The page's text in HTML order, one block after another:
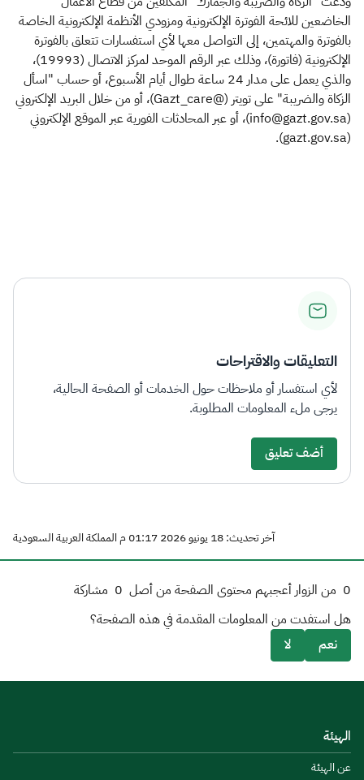
الخاضعين للائحة الفوترة الإلكترونية ومزودي الأنظمة الإلكترونية الخاصة
بالفوترة والمهتمين، إلى التواصل معها لأي استفسارات تتعلق بالفوترة
الإلكترونية (فاتورة)، وذلك عبر الرقم الموحد لمركز الاتصال (19993)،
والذي يعمل على مدار 24 ساعة طوال أيام الأسبوع، أو حساب "اسأل
الزكاة والضريبة" على تويتر (@Gazt_care)، أو من خلال البريد الإلكتروني
(info@gazt.gov.sa)، أو عبر المحادثات الفورية عبر الموقع الإلكتروني
(gazt.gov.sa).
التعليقات والاقتراحات
لأي استفسار أو ملاحظات حول الخدمات أو الصفحة الحالية،
يرجى ملء المعلومات المطلوبة.
أضف تعليق
آخر تحديث: 18 يونيو 2026 01:17 م المملكة العربية السعودية
0 من الزوار أعجبهم محتوى الصفحة من أصل 0 مشاركة
هل استفدت من المعلومات المقدمة في هذه الصفحة؟
نعم
لا
الهيئة
عن الهيئة